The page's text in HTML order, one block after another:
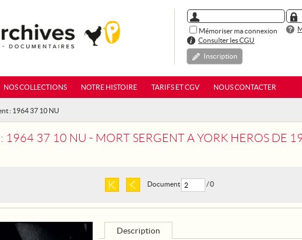
Mémoriser ma connexion
Consulter les CGU
Inscription
NOS COLLECTIONS NOTRE HISTOIRE TARIFS ET CGV NOUS CONTACTER
: 1964 37 10 NU
1964 37 10 NU - MORT SERGENT A YORK HEROS DE
Document / 0
Description